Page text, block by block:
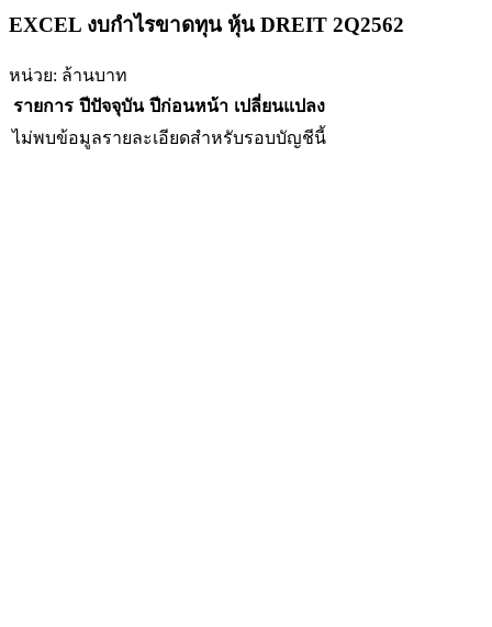
EXCEL งบกำไรขาดทุน หุ้น DREIT 2Q2562
หน่วย: ล้านบาท
รายการ ปีปัจจุบัน ปีก่อนหน้า เปลี่ยนแปลง
ไม่พบข้อมูลรายละเอียดสำหรับรอบบัญชีนี้